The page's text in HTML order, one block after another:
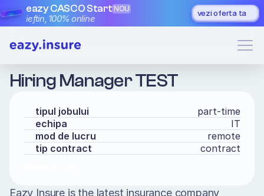
Hiring Manager TEST
Eazy Insure is the latest insurance company
tipul jobului
part-time
echipa
IT
mod de lucru
remote
tip contract
contract
eazy CASCO Start NOU
ieftin, 100% online vezi oferta ta